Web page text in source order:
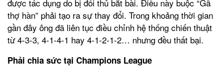
được tác dụng do bị đối thủ bắt bài. Điều này buộc “Gã
thợ hàn” phải tạo ra sự thay đổi. Trong khoảng thời gian
gần đây ông đã liên tục điều chỉnh hệ thống chiến thuật
từ 4-3-3, 4-1-4-1 hay 4-1-2-1-2… nhưng đều thất bại.
Phải chia sức tại Champions League